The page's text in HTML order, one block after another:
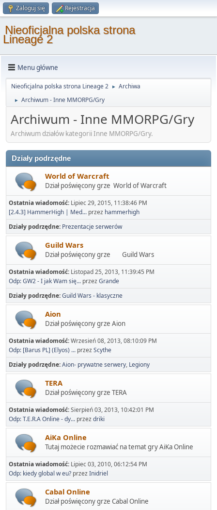
Zaloguj się Rejestracja
Nieoficjalna polska strona
Lineage 2
Menu główne
Nieoficjalna polska strona Lineage 2 ► Archiwa
► Archiwum - Inne MMORPG/Gry
Archiwum - Inne MMORPG/Gry
Archiwum działów kategorii Inne MMORPG/Gry.
Działy podrzędne
World of Warcraft
Dział poświęcony grze World of Warcraft
Ostatnia wiadomość: Lipiec 29, 2015, 11:38:46 PM
[2.4.3] HammerHigh | Med... przez hammerhigh
Działy podrzędne Prezentacje serwerów
Guild Wars
Dział poświęcony grze Guild Wars
Ostatnia wiadomość: Listopad 25, 2013, 11:39:45 PM
Odp: GW2 - I jak Wam się... przezGrande
Działy podrzędne Guild Wars - klasyczne
Aion
Dział poświęcony grze Aion
Ostatnia wiadomość:Wrzesień 08, 2013, 08:10:09 PM
Odp: [Barus PL] (Elyos) ... przezScythe
Działy podrzędne Aion- prywatne serwery Legiony
TERA
Dział poświęcony grze TERA
Ostatnia wiadomość:Sierpień 03, 2013, 10:42:01 PM
Odp: T.E.R.A Online - dy... przezdriki
AiKa Online
Tutaj możecie rozmawiać na temat gry AiKa Online
Ostatnia wiadomość: Lipiec 03, 2010, 06:12:54 PM
Odp: kiedy global w eu? przezInidriel
Cabal Online
Dział poświęcony grze Cabal Online